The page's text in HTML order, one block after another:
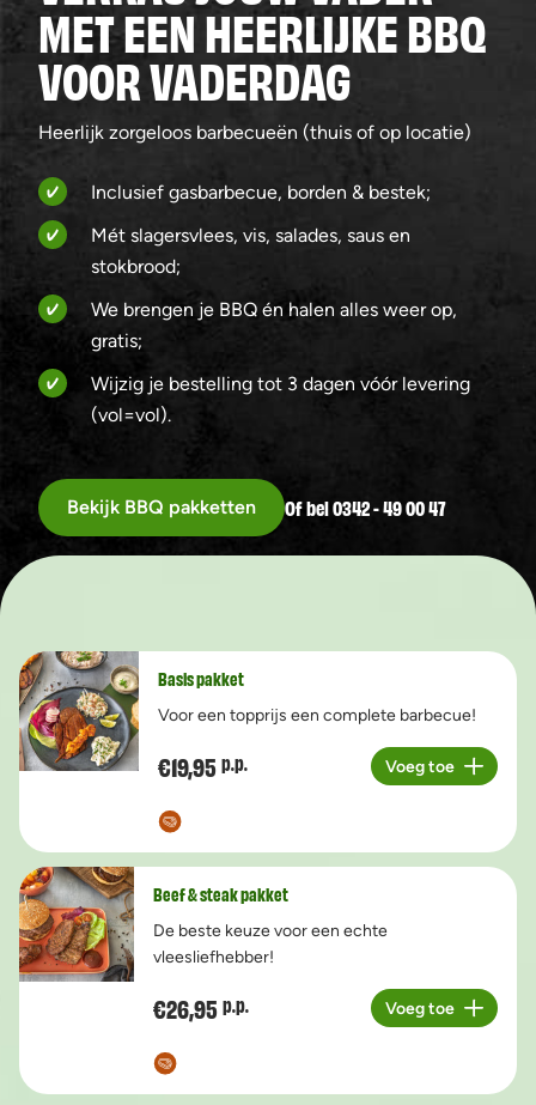
MET EEN HEERLIJKE BBQ
VOOR VADERDAG
Heerlijk zorgeloos barbecueën (thuis of op locatie)
Inclusief gasbarbecue, borden & bestek;
Mét slagersvlees, vis, salades, saus en
stokbrood;
We brengen je BBQ én halen alles weer op,
gratis;
Wijzig je bestelling tot 3 dagen vóór levering
(vol=vol).
Bekijk BBQ pakketten Of bel 0342 - 49 00 47
Basis pakket
Voor een topprijs een complete barbecue!
€19,95 p.p.
Aantal
Voeg toe
Beef & steak pakket
De beste keuze voor een echte
vleesliefhebber!
€26,95 p.p.
Aantal
Voeg toe